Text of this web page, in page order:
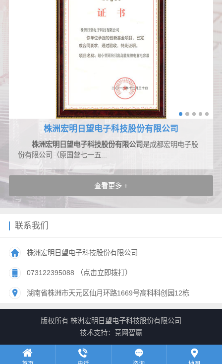
株洲宏明日望电子科技股份有限公司
株洲宏明日望电子科技股份有限公司 是成都宏明电子股
份有限公司（原国营七一五...
查看更多 +
联系我们
株洲宏明日望电子科技股份有限公司
073122395088 （点击立即拨打）
湖南省株洲市天元区仙月环路1669号高科科创园12栋
版权所有 株洲宏明日望电子科技股份有限公司
技术支持： 竞网智赢